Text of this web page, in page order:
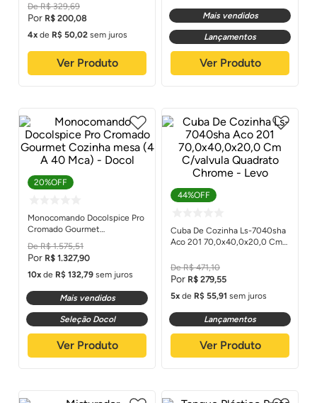
R$ 329,69
R$ 200,08
4
de R$ 50,02 sem juros
Ver Produto
Mais vendidos
Lançamentos
Ver Produto
20%OFF
Monocomando Docolspice Pro
Cromado Gourmet
Cozinha mesa (4 A 40 Mca) -
Docol
R$ 1.575,51
R$ 1.327,90
10
de R$ 132,79 sem juros
Mais vendidos
Seleção Docol
Ver Produto
44%OFF
Cuba De Cozinha Ls-7040sha
Aco 201 70,0x40,0x20,0 Cm
LevoR$ 471,10
R$ 279,55
5
de R$ 55,91 sem juros
Lançamentos
Ver Produto